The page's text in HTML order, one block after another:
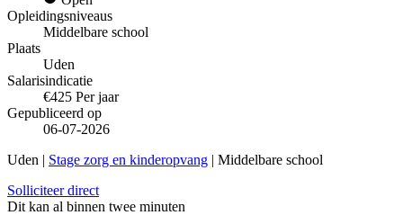
Opleidingsniveaus
Middelbare school
Plaats
Uden
Salarisindicatie
€425 Per jaar
Gepubliceerd op
06-07-2026
Uden | Stage zorg en kinderopvang | Middelbare school
Solliciteer direct
Dit kan al binnen twee minuten